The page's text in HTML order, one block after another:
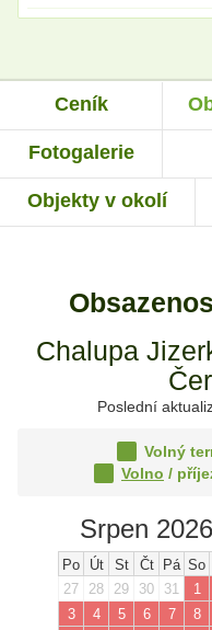
Ceník
Fotogalerie
Objekty v okolí
Chalupa
Poslední
Volný
Volno /
Srpen 2026
Po Út St Čt Pá So
27
28 29 30 31 1
3
4 5 6 7 8